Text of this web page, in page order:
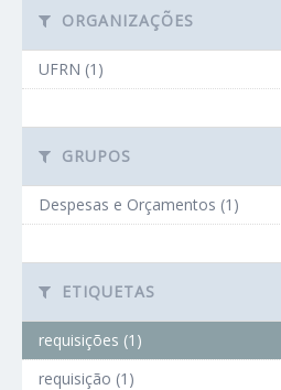
ORGANIZAÇÕES
UFRN (1)
GRUPOS
Despesas e Orçamentos (1)
ETIQUETAS
requisições (1)
requisição (1)